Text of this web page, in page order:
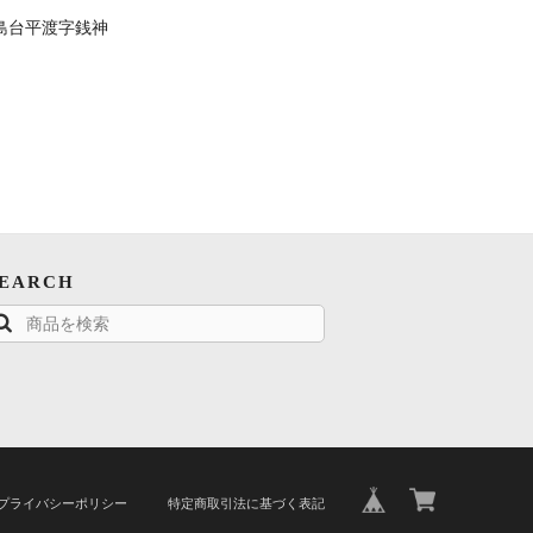
台平渡字銭神
ライバシーポリシー 特定商取引法に基づく表記